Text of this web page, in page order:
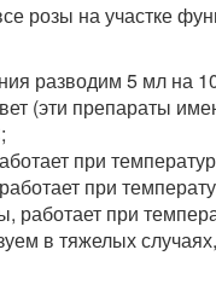
розы на участке
разводим 5 мл на
(эти препараты
при
при
работает при
в тяжелых